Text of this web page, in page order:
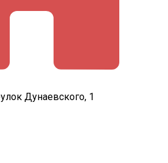
Дунаевского, 1